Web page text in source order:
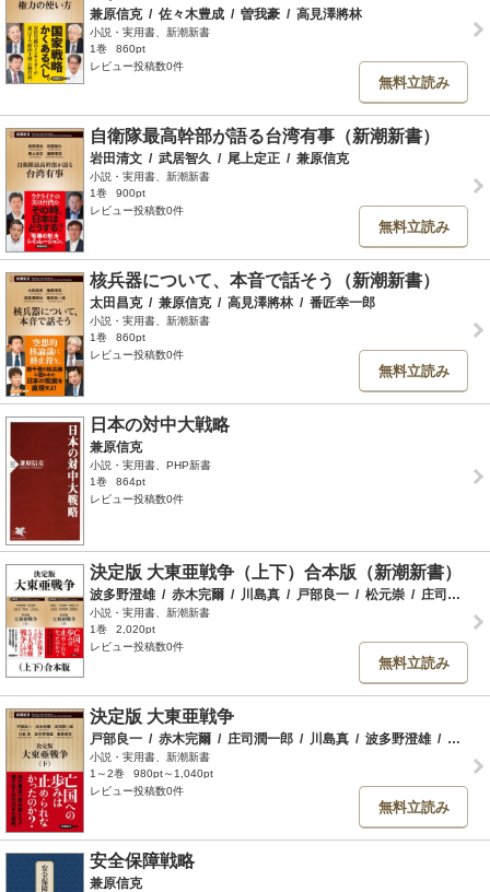
兼原信克 / 佐々木豊成 / 曽我豪 / 高見澤將林
小説・実用書、新潮新書
1巻
860pt
レビュー投稿数0件
無料立読み
自衛隊最高幹部が語る台湾有事（新潮新書）
岩田清文 / 武居智久 / 尾上定正 / 兼原信克
小説・実用書、新潮新書
1巻
900pt
レビュー投稿数0件
無料立読み
核兵器について、本音で話そう（新潮新書）
太田昌克 / 兼原信克 / 高見澤將林 / 番匠幸一郎
小説・実用書、新潮新書
1巻
860pt
レビュー投稿数0件
無料立読み
日本の対中大戦略
兼原信克
小説・実用書、PHP新書
1巻
864pt
レビュー投稿数0件
決定版 大東亜戦争（上下）合本版（新潮新書）
波多野澄雄 / 赤木完爾 / 川島真 / 戸部良一 / 松元崇 / 庄司潤一郎
小説・実用書、新潮新書
1巻
2,020pt
レビュー投稿数0件
無料立読み
決定版 大東亜戦争
戸部良一 / 赤木完爾 / 庄司潤一郎 / 川島真 / 波多野澄雄 /
小説・実用書、新潮新書
1～2巻
980pt～1,040pt
レビュー投稿数0件
無料立読み
安全保障戦略
兼原信克